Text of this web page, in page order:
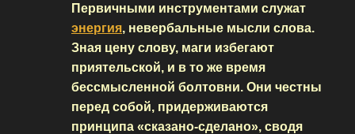
Первичными инструментами служат
энергия, невербальные мысли слова.
Зная цену слову, маги избегают
приятельской, и в то же время
бессмысленной болтовни. Они честны
перед собой, придерживаются
принципа «сказано-сделано», сводя